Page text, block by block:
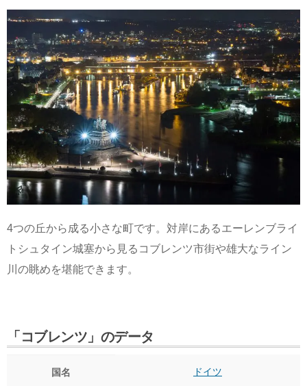
4つの丘から成る小さな町です。対岸にあるエーレンブライ
トシュタイン城塞から見るコブレンツ市街や雄大なライン
川の眺めを堪能できます。
「コブレンツ」のデータ
国名 ドイツ